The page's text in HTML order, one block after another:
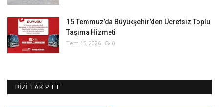
15 Temmuz’da Büyükşehir’den Ücretsiz Toplu
Taşıma Hizmeti
Tem 15, 2026 0
BİZİ TAKİP ET